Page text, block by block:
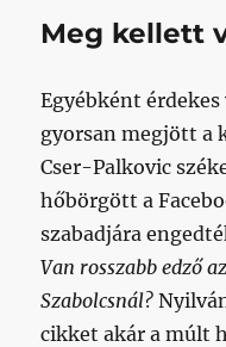
Meg kellett
Egyébként
gyorsan megjött a
Cser-Palkovic
hőbörgött a
szabadjára
Van rosszabb edző
Szabolcsnál?
cikket akár a múlt